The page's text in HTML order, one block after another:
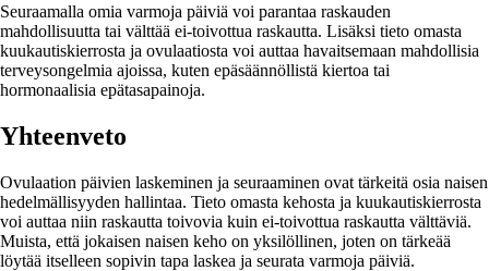
Seuraamalla omia varmoja päiviä voi parantaa raskauden
mahdollisuutta tai välttää ei-toivottua raskautta. Lisäksi tieto omasta
kuukautiskierrosta ja ovulaatiosta voi auttaa havaitsemaan mahdollisia
terveysongelmia ajoissa, kuten epäsäännöllistä kiertoa tai
hormonaalisia epätasapainoja.
Yhteenveto
Ovulaation päivien laskeminen ja seuraaminen ovat tärkeitä osia naisen
hedelmällisyyden hallintaa. Tieto omasta kehosta ja kuukautiskierrosta
voi auttaa niin raskautta toivovia kuin ei-toivottua raskautta välttäviä.
Muista, että jokaisen naisen keho on yksilöllinen, joten on tärkeää
löytää itselleen sopivin tapa laskea ja seurata varmoja päiviä.